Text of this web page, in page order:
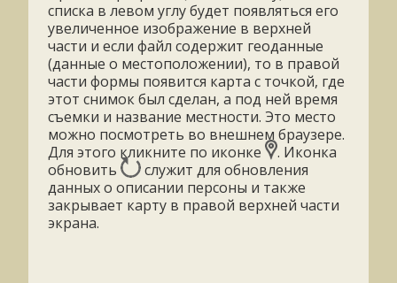
списка в левом углу будет появляться его
увеличенное изображение в верхней
части и если файл содержит геоданные
(данные о местоположении), то в правой
части формы появится карта с точкой, где
этот снимок был сделан, а под ней время
съемки и название местности.Это место
можно посмотреть во внешнем браузере.
Для этого кликните по иконке
. Иконка
обновить
служит для обновления
данных о описании персоны и также
закрывает карту в правой верхней части
экрана.